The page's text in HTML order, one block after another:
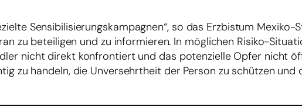
Sensibilisierungskampagnen“, so das Erzbistum
zu beteiligen und zu informieren. In möglichen Risiko-
nicht direkt konfrontiert und das potenzielle Opfer nicht
zu handeln, die Unversehrtheit der Person zu schützen und